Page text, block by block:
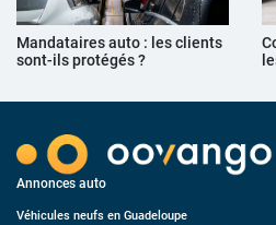
Mandataires auto : les clients
sont-ils protégés ?
Annonces auto
Véhicules neufs en Guadeloupe